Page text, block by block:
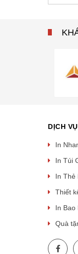
DỊCH
In
In Túi
In Thẻ
Thiết
In Bao
Quà